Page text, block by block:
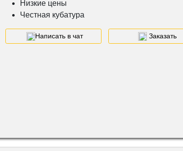
Низкие цены
Честная кубатура
Написать в чат Заказать